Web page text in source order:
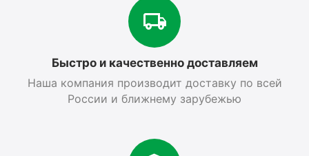
Быстро и качественно доставляем
Наша компания производит доставку по всей
России и ближнему зарубежью